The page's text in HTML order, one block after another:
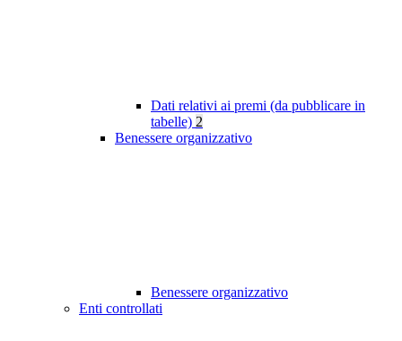
Dati relativi ai premi (da pubblicare in
tabelle) 2
Benessere organizzativo
Benessere organizzativo
Enti controllati